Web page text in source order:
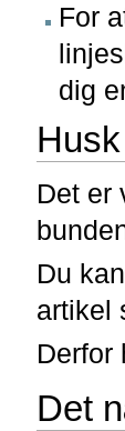
For
dig
Det er
Du
artikel
Derfor
Det